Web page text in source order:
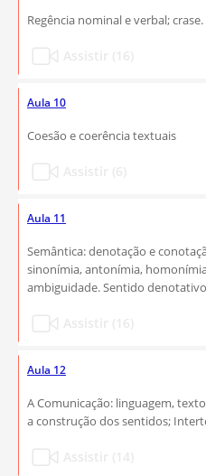
Regência nominal e verbal; crase.
Aula 10
Coesão e coerência textuais
Aula 11
Semântica: denotação e
sinonímia, antonímia,
ambiguidade. Sentido
Aula 12
A Comunicação: linguagem,
a construção dos sentidos;